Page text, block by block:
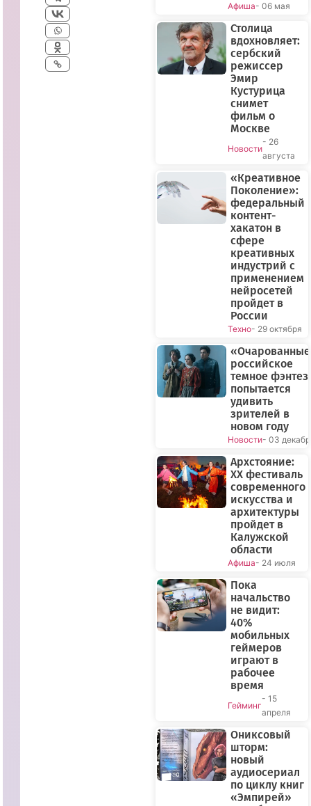
Афиша- 06 мая
Столица
вдохновляет:
сербский
режиссер
Эмир
Кустурица
снимет
фильм о
Москве
Новости
- 26
августа
«Креативное
Поколение»:
федеральный
контент-
хакатон в
сфере
креативных
индустрий с
применением
нейросетей
пройдет в
России
Техно- 29 октября
российское
темное
попытается
удивить
зрителей в
новом году
Новости- 03
Архстояние:
XX фестиваль
современного
искусства и
архитектуры
пройдет в
Калужской
области
Афиша- 24 июля
Пока
начальство
не видит:
40%
мобильных
геймеров
играют в
рабочее
время
Гейминг
- 15
апреля
Ониксовый
шторм:
новый
аудиосериал
по циклу книг
«Эмпирей»